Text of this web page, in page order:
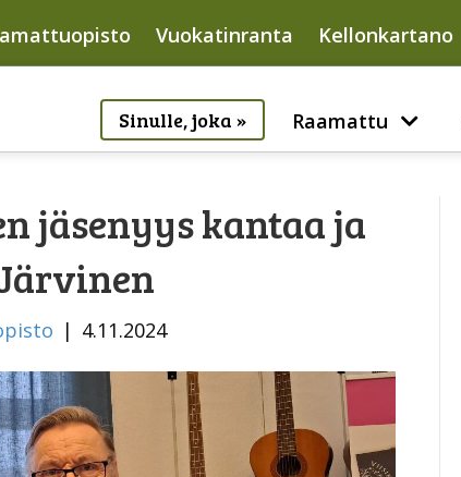
Vuokatinranta Kellonkartano
Sinulle, joka » Raamattu
jäsenyys kantaa ja
| 4.11.2024